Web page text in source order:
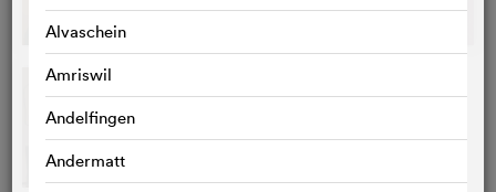
Alvaschein
Amriswil
Andelfingen
Andermatt